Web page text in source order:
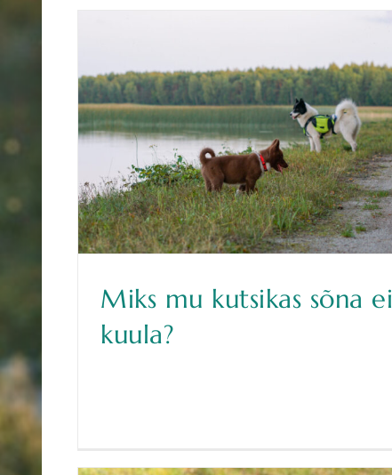
Miks mu kutsikas sõna ei
kuula?